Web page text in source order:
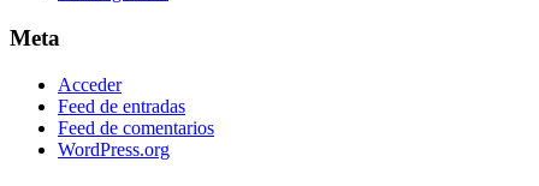
Meta
Acceder
Feed de entradas
Feed de comentarios
WordPress.org